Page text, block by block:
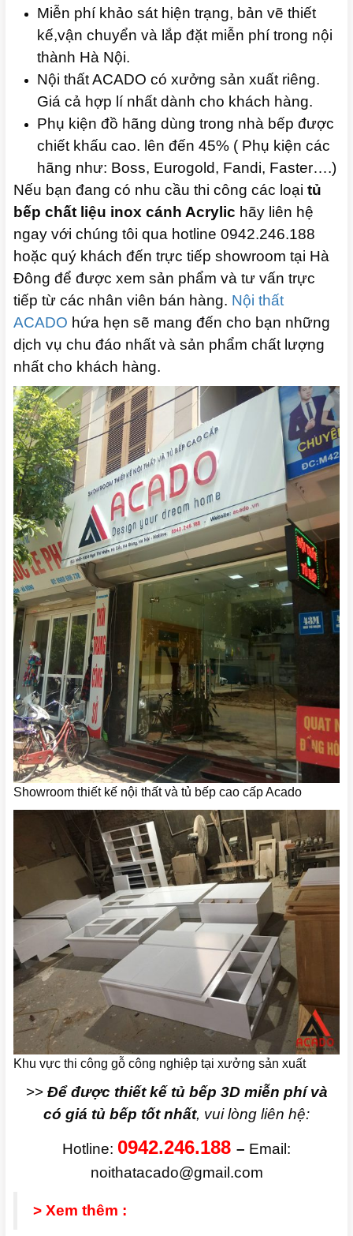
Miễn phí khảo sát hiện trạng, bản vẽ thiết
kế,vận chuyển và lắp đặt miễn phí trong nội
thành Hà Nội.
Nội thất ACADO có xưởng sản xuất riêng.
Giá cả hợp lí nhất dành cho khách hàng.
Phụ kiện đồ hãng dùng trong nhà bếp được
chiết khấu cao. lên đến 45% ( Phụ kiện các
hãng như: Boss, Eurogold, Fandi, Faster….)
Nếu bạn đang có nhu cầu thi công các loại tủ
bếp chất liệu inox cánh Acrylic hãy liên hệ
ngay với chúng tôi qua hotline 0942.246.188
hoặc quý khách đến trực tiếp showroom tại Hà
Đông để được xem sản phẩm và tư vấn trực
tiếp từ các nhân viên bán hàng. Nội thất
ACADO hứa hẹn sẽ mang đến cho bạn những
dịch vụ chu đáo nhất và sản phẩm chất lượng
nhất cho khách hàng.
Showroom thiết kế nội thất và tủ bếp cao cấp Acado
Khu vực thi công gỗ công nghiệp tại xưởng sản xuất
>>Để được thiết kế tủ bếp 3D miễn phí và
có giá tủ bếp tốt nhất, vui lòng liên hệ:
Hotline: 0942.246.188 – Email:
noithatacado@gmail.com
> Xem thêm :